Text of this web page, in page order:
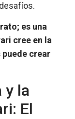
es una
cree en la
crear
y la
El